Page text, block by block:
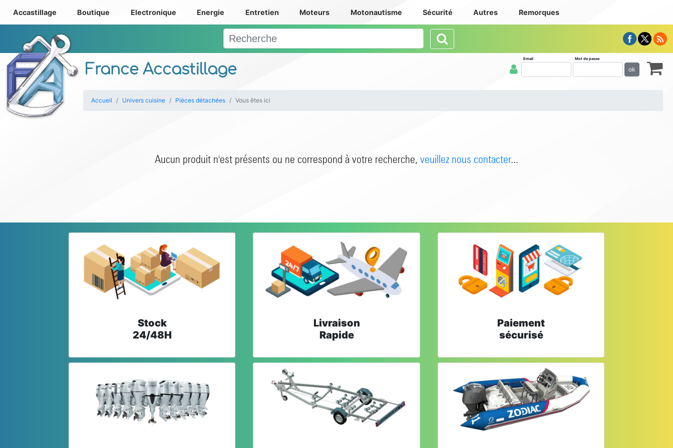
France Accastillage
Accastillage Boutique Electronique Energie Entretien Moteurs Motonautisme Sécurité Autres Remorques
Email Mot de passe
ok
Accueil Univers cuisine Pièces détachées Vous êtes ici
Aucun produit n'est présents ou ne correspond à votre recherche, veuillez nous contacter...
Stock
24/48H
Livraison
Rapide
Paiement
sécurisé